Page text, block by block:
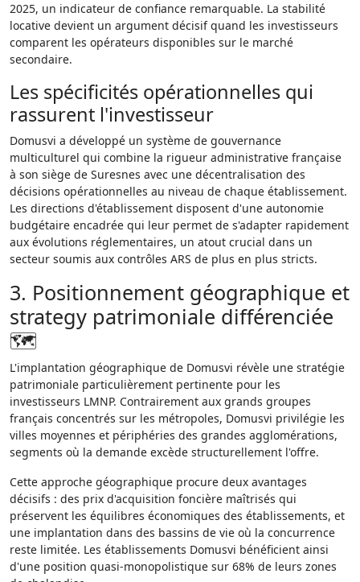
2025, un indicateur de confiance remarquable. La stabilité
locative devient un argument décisif quand les investisseurs
comparent les opérateurs disponibles sur le marché
secondaire.
Les spécificités opérationnelles qui
rassurent l'investisseur
Domusvi a développé un système de gouvernance
multiculturel qui combine la rigueur administrative française
à son siège de Suresnes avec une décentralisation des
décisions opérationnelles au niveau de chaque établissement.
Les directions d'établissement disposent d'une autonomie
budgétaire encadrée qui leur permet de s'adapter rapidement
aux évolutions réglementaires, un atout crucial dans un
secteur soumis aux contrôles ARS de plus en plus stricts.
3. Positionnement géographique et
strategy patrimoniale différenciée
🗺️
L'implantation géographique de Domusvi révèle une stratégie
patrimoniale particulièrement pertinente pour les
investisseurs LMNP. Contrairement aux grands groupes
français concentrés sur les métropoles, Domusvi privilégie les
villes moyennes et périphéries des grandes agglomérations,
segments où la demande excède structurellement l'offre.
Cette approche géographique procure deux avantages
décisifs : des prix d'acquisition foncière maîtrisés qui
préservent les équilibres économiques des établissements, et
une implantation dans des bassins de vie où la concurrence
reste limitée. Les établissements Domusvi bénéficient ainsi
d'une position quasi-monopolistique sur 68% de leurs zones